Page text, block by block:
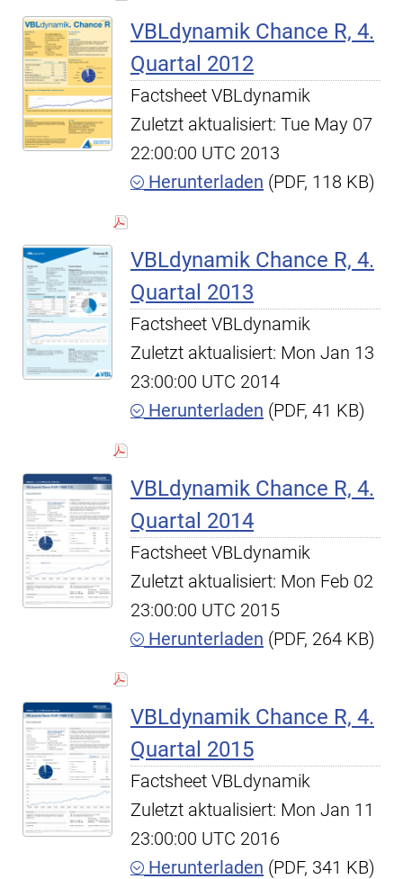
VBLdynamik Chance R, 4.
Quartal 2012
Factsheet VBLdynamik
Zuletzt aktualisiert: Tue May 07
22:00:00 UTC 2013
Herunterladen (PDF, 118 KB)
VBLdynamik Chance R, 4.
Quartal 2013
Factsheet VBLdynamik
Zuletzt aktualisiert: Mon Jan 13
23:00:00 UTC 2014
Herunterladen (PDF, 41 KB)
VBLdynamik Chance R, 4.
Quartal 2014
Factsheet VBLdynamik
Zuletzt aktualisiert: Mon Feb 02
23:00:00 UTC 2015
Herunterladen (PDF, 264 KB)
VBLdynamik Chance R, 4.
Quartal 2015
Factsheet VBLdynamik
Zuletzt aktualisiert: Mon Jan 11
23:00:00 UTC 2016
Herunterladen (PDF, 341 KB)